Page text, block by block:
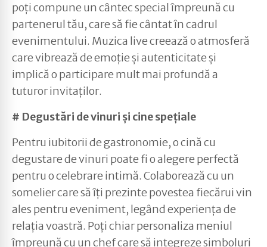
poți compune un cântec special împreună cu
partenerul tău, care să fie cântat în cadrul
evenimentului. Muzica live creează o atmosferă
care vibrează de emoție și autenticitate și
implică o participare mult mai profundă a
tuturor invitaților.
# Degustări de vinuri și cine spețiale
Pentru iubitorii de gastronomie, o cină cu
degustare de vinuri poate fi o alegere perfectă
pentru o celebrare intimă. Colaborează cu un
somelier care să îți prezinte povestea fiecărui vin
ales pentru eveniment, legând experiența de
relația voastră. Poți chiar personaliza meniul
împreună cu un chef care să integreze simboluri